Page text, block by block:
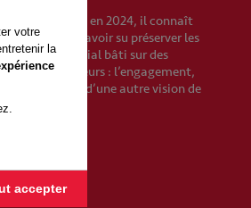
d’affaires en 2024, il connaît
force est d’avoir su préserver les
groupe familial bâti sur des
collaborateurs : l’engagement,
fondements d’une autre vision de